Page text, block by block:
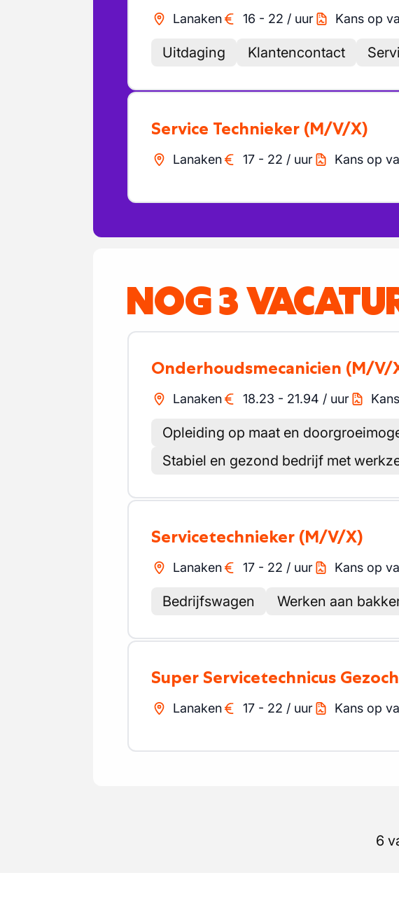
Lanaken 16 - 22 / uur Kans op
Uitdaging Klantencontact
Service Technieker (M/V/X)
Lanaken 17 - 22 / uur Kans op
NOG 3
Onderhoudsmecanicien (M/V/
Lanaken 18.23 - 21.94 / uur
Opleiding op maat en
Stabiel en gezond bedrijf met
Servicetechnieker (M/V/X)
Lanaken 17 - 22 / uur Kans op
Bedrijfswagen Werken aan
Super Servicetechnicus
Lanaken 17 - 22 / uur Kans op
6